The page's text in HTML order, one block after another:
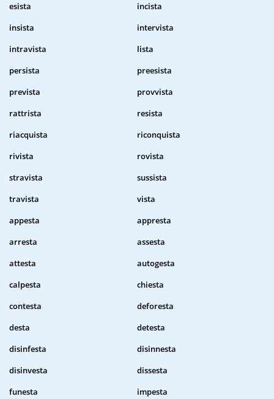
esista
incista
insista
intervista
intravista
lista
persista
preesista
prevista
provvista
rattrista
resista
riacquista
riconquista
rivista
rovista
stravista
sussista
travista
vista
appesta
appresta
arresta
assesta
attesta
autogesta
calpesta
chiesta
contesta
deforesta
desta
detesta
disinfesta
disinnesta
disinvesta
dissesta
funesta
impesta